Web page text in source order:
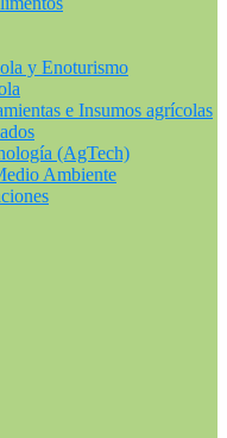
y Enoturismo
e Insumos agrícolas
(AgTech)
Ambiente